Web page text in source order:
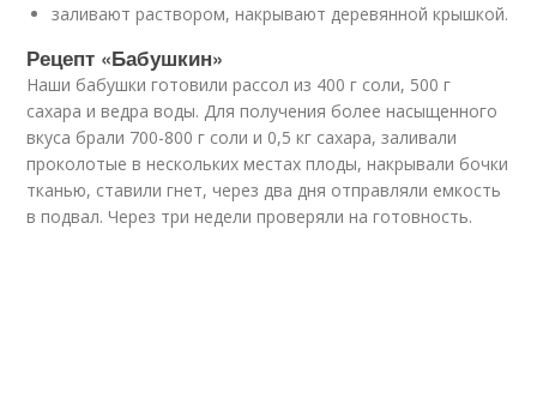
заливают раствором, накрывают деревянной крышкой.
Рецепт «Бабушкин»
Наши бабушки готовили рассол из 400 г соли, 500 г
сахара и ведра воды. Для получения более насыщенного
вкуса брали 700-800 г соли и 0,5 кг сахара, заливали
проколотые в нескольких местах плоды, накрывали бочки
тканью, ставили гнет, через два дня отправляли емкость
в подвал. Через три недели проверяли на готовность.